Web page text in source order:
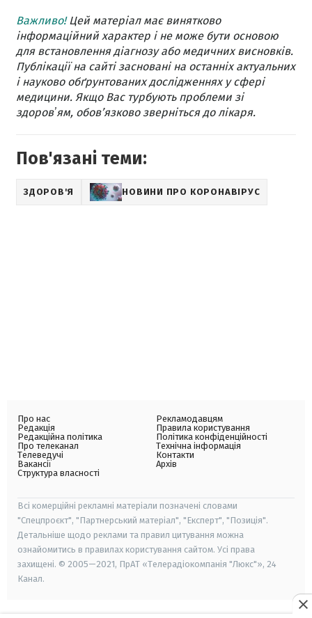
Важливо!Цей матеріал має винятково
інформаційний характер і не може бути основою
для встановлення діагнозу або медичних висновків.
Публікації на сайті засновані на останніх актуальних
і науково обґрунтованих дослідженнях у сфері
медицини. Якщо Вас турбують проблеми зі
здоровʼям, обов’язково зверніться до лікаря.
Пов'язані теми:
ЗДОРОВ'Я НОВИНИ ПРО КОРОНАВІРУС
Про нас
Редакція
Редакційна політика
Про телеканал
Телеведучі
Вакансії
Структура власності
Рекламодавцям
Правила користування
Політика конфіденційності
Технічна інформація
Контакти
Архів
Всі комерційні рекламні матеріали позначені словами
"Спецпроєкт", "Партнерський матеріал", "Експерт", "Позиція".
Детальніше щодо реклами та правил цитування можна
ознайомитись в правилах користування сайтом. Усі права
захищені. © 2005—2021, ПрАТ «Телерадіокомпанія "Люкс"», 24
Канал.